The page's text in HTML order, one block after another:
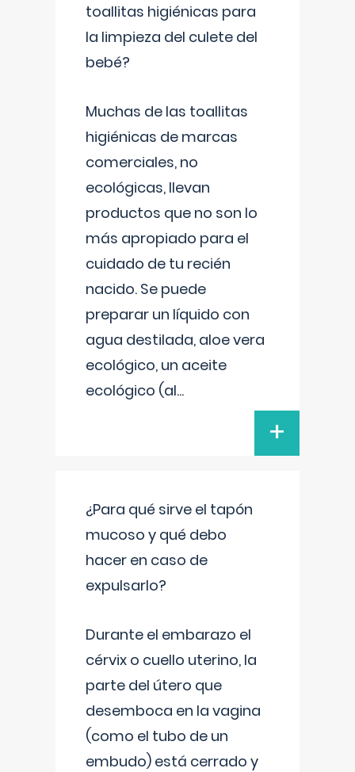
toallitas higiénicas para
la limpieza del culete del
bebé?
Muchas de las toallitas
higiénicas de marcas
comerciales, no
ecológicas, llevan
productos que no son lo
más apropiado para el
cuidado de tu recién
nacido. Se puede
preparar un líquido con
agua destilada, aloe vera
ecológico, un aceite
ecológico (al...
+
¿Para qué sirve el tapón
mucoso y qué debo
hacer en caso de
expulsarlo?
Durante el embarazo el
cérvix o cuello uterino, la
parte del útero que
desemboca en la vagina
(como el tubo de un
embudo) está cerrado y